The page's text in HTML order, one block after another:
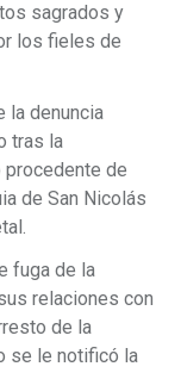
sagrados y
los fieles de
la denuncia
tras la
de
de San Nicolás
fuga de la
relaciones con
de la
se le notificó la